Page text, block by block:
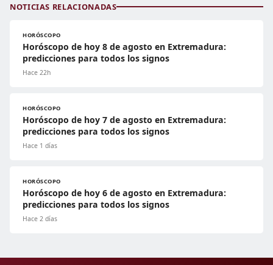
NOTICIAS RELACIONADAS
HORÓSCOPO
Horóscopo de hoy 8 de agosto en Extremadura:
predicciones para todos los signos
Hace 22h
HORÓSCOPO
Horóscopo de hoy 7 de agosto en Extremadura:
predicciones para todos los signos
Hace 1 días
HORÓSCOPO
Horóscopo de hoy 6 de agosto en Extremadura:
predicciones para todos los signos
Hace 2 días